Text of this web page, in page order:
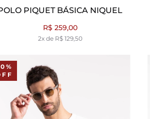
PIQUET BÁSICA NIQUEL
R$ 259,00
2x de R$ 129,50